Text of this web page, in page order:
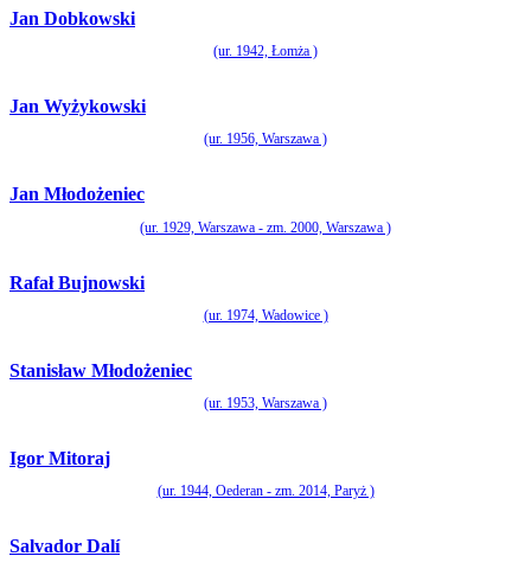
Jan Dobkowski
(ur. 1942, Łomża )
Jan Wyżykowski
(ur. 1956, Warszawa )
Jan Młodożeniec
(ur. 1929, Warszawa - zm. 2000, Warszawa )
Rafał Bujnowski
(ur. 1974, Wadowice )
Stanisław Młodożeniec
(ur. 1953, Warszawa )
Igor Mitoraj
(ur. 1944, Oederan - zm. 2014, Paryż )
Salvador Dalí